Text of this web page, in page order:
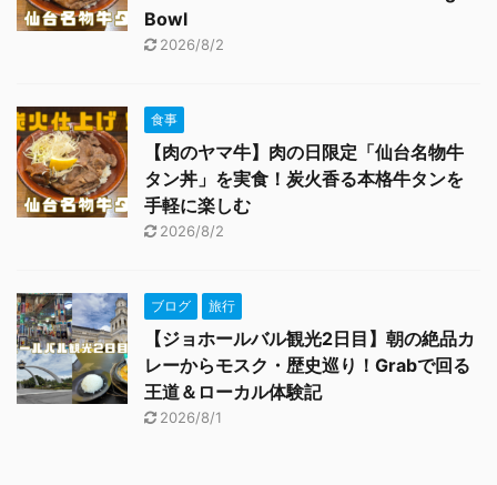
Bowl
2026/8/2
食事
【肉のヤマ牛】肉の日限定「仙台名物牛
タン丼」を実食！炭火香る本格牛タンを
手軽に楽しむ
2026/8/2
ブログ 旅行
【ジョホールバル観光2日目】朝の絶品カ
レーからモスク・歴史巡り！Grabで回る
王道＆ローカル体験記
2026/8/1